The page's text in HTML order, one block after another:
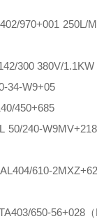
970+001 250L/
300 380V/1.1KW
34-W9+05
450+685
50/240-
610-
650-56+028（